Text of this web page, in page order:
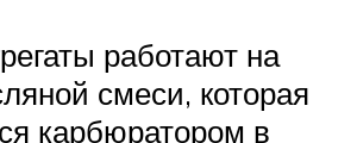
работают на
смеси, которая
карбюратором в